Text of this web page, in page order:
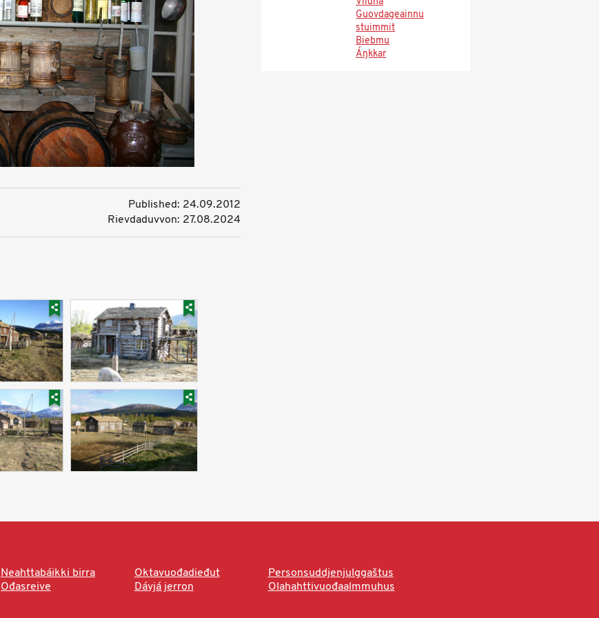
Published: 24.09.2012
Rievdaduvvon: 27.08.2024
Guovdageainnu
stuimmit
Biebmu
Áŋkkar
Neahttabáikki birra Oktavuođadieđut
Personsuddjenjulggaštus
Ođasreive
Dávjá jerron Olahahttivuođaalmmuhus